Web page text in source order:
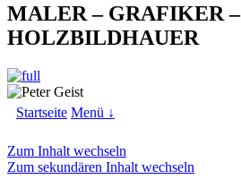
MALER – GRAFIKER –
HOLZBILDHAUER
Startseite Menü ↓
Zum Inhalt wechseln
Zum sekundären Inhalt wechseln